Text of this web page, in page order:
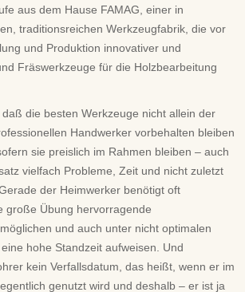
aus dem Hause FAMAG, einer in
traditionsreichen Werkzeugfabrik, die vor
und Produktion innovativer und
Fräswerkzeuge für die Holzbearbeitung
die besten Werkzeuge nicht allein der
Handwerker vorbehalten bleiben
sie preislich im Rahmen bleiben – auch
vielfach Probleme, Zeit und nicht zuletzt
der Heimwerker benötigt oft
große Übung hervorragende
und auch unter nicht optimalen
hohe Standzeit aufweisen. Und
kein Verfallsdatum, das heißt, wenn er im
genutzt wird und deshalb – er ist ja